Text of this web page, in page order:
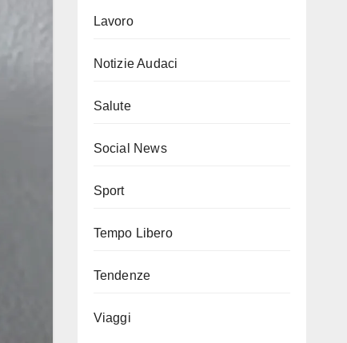
Lavoro
Notizie Audaci
Salute
Social News
Sport
Tempo Libero
Tendenze
Viaggi